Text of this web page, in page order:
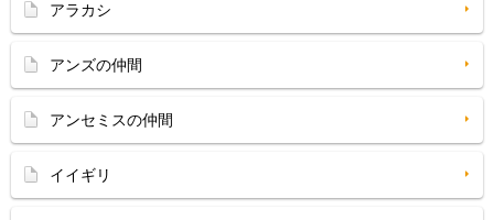
アラカシ
アンズの仲間
アンセミスの仲間
イイギリ